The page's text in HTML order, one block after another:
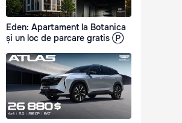
Eden: Apartament la Botanica
și un loc de parcare gratis Ⓟ